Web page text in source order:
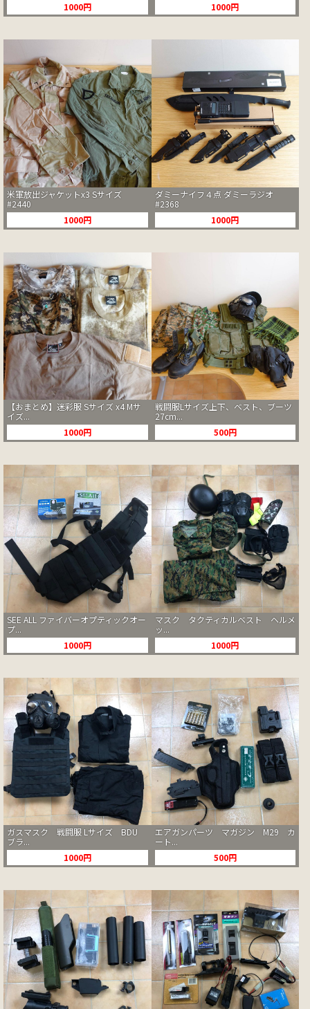
1000円
1000円
米軍放出ジャケットx3 Sサイズ
#2440
1000円
ダミーナイフ４点 ダミーラジオ
#2368
1000円
【おまとめ】迷彩服 Sサイズ x4 Mサ
イズ...
1000円
戦闘服Lサイズ上下、ベスト、ブーツ
27cm...
500円
SEE ALL ファイバーオプティックオー
プ...
1000円
マスク タクティカルベスト ヘルメ
ッ...
1000円
ガスマスク 戦闘服 Lサイズ BDU
ブラ...
1000円
エアガンパーツ マガジン M29 カ
ート...
500円